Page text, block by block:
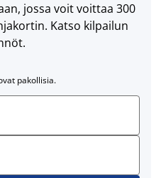
jossa voit voittaa 300
Katso kilpailun
pakollisia.